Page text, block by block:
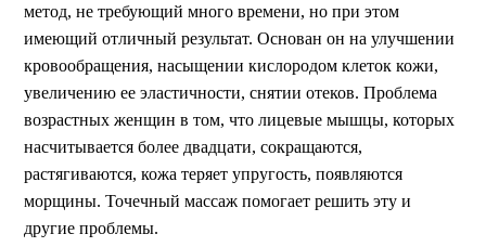
метод, не требующий много времени, но при этом
имеющий отличный результат. Основан он на улучшении
кровообращения, насыщении кислородом клеток кожи,
увеличению ее эластичности, снятии отеков. Проблема
возрастных женщин в том, что лицевые мышцы, которых
насчитывается более двадцати, сокращаются,
растягиваются, кожа теряет упругость, появляются
морщины. Точечный массаж помогает решить эту и
другие проблемы.